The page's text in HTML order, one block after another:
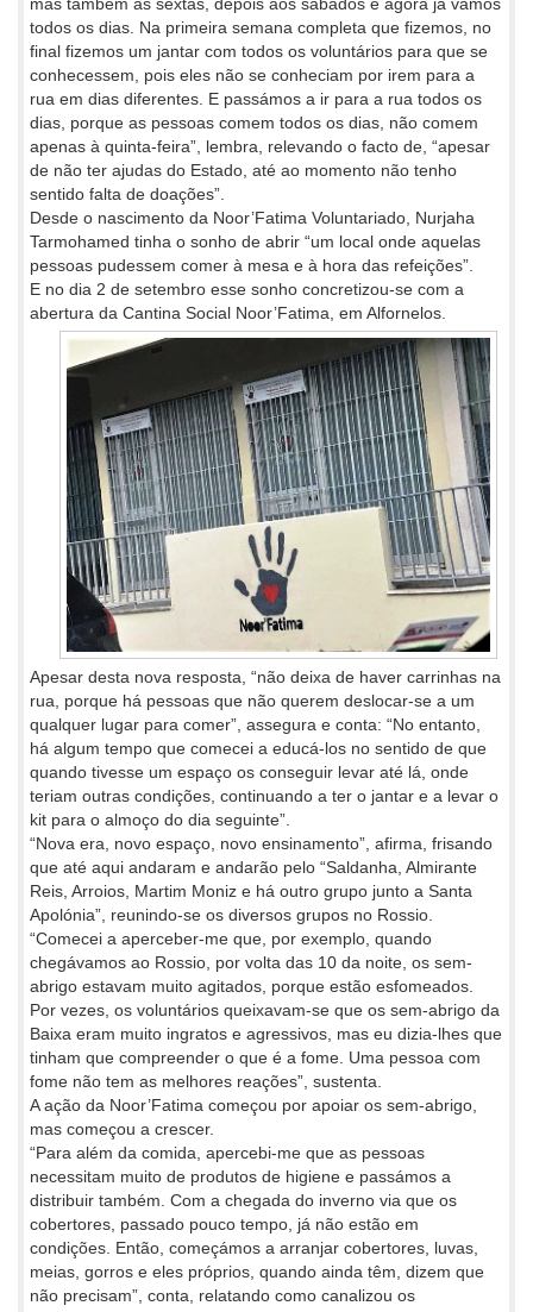
todos os dias. Na primeira semana completa que fizemos, no
final fizemos um jantar com todos os voluntários para que se
conhecessem, pois eles não se conheciam por irem para a
rua em dias diferentes. E passámos a ir para a rua todos os
dias, porque as pessoas comem todos os dias, não comem
apenas à quinta-feira”, lembra, relevando o facto de, “apesar
de não ter ajudas do Estado, até ao momento não tenho
sentido falta de doações”.
Desde o nascimento da Noor’Fatima Voluntariado, Nurjaha
Tarmohamed tinha o sonho de abrir “um local onde aquelas
pessoas pudessem comer à mesa e à hora das refeições”.
E no dia 2 de setembro esse sonho concretizou-se com a
abertura da Cantina Social Noor’Fatima, em Alfornelos.
Apesar desta nova resposta, “não deixa de haver carrinhas na
rua, porque há pessoas que não querem deslocar-se a um
qualquer lugar para comer”, assegura e conta: “No entanto,
há algum tempo que comecei a educá-los no sentido de que
quando tivesse um espaço os conseguir levar até lá, onde
teriam outras condições, continuando a ter o jantar e a levar o
kit para o almoço do dia seguinte”.
“Nova era, novo espaço, novo ensinamento”, afirma, frisando
que até aqui andaram e andarão pelo “Saldanha, Almirante
Reis, Arroios, Martim Moniz e há outro grupo junto a Santa
Apolónia”, reunindo-se os diversos grupos no Rossio.
“Comecei a aperceber-me que, por exemplo, quando
chegávamos ao Rossio, por volta das 10 da noite, os sem-
abrigo estavam muito agitados, porque estão esfomeados.
Por vezes, os voluntários queixavam-se que os sem-abrigo da
Baixa eram muito ingratos e agressivos, mas eu dizia-lhes que
tinham que compreender o que é a fome. Uma pessoa com
fome não tem as melhores reações”, sustenta.
A ação da Noor’Fatima começou por apoiar os sem-abrigo,
mas começou a crescer.
“Para além da comida, apercebi-me que as pessoas
necessitam muito de produtos de higiene e passámos a
distribuir também. Com a chegada do inverno via que os
cobertores, passado pouco tempo, já não estão em
condições. Então, começámos a arranjar cobertores, luvas,
meias, gorros e eles próprios, quando ainda têm, dizem que
não precisam”, conta, relatando como canalizou os